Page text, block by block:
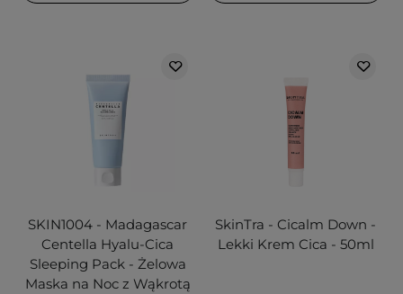
SKIN1004 - Madagascar
Centella Hyalu-Cica
Sleeping Pack - Żelowa
Maska na Noc z Wąkrotą
SkinTra - Cicalm Down -
Lekki Krem Cica - 50ml